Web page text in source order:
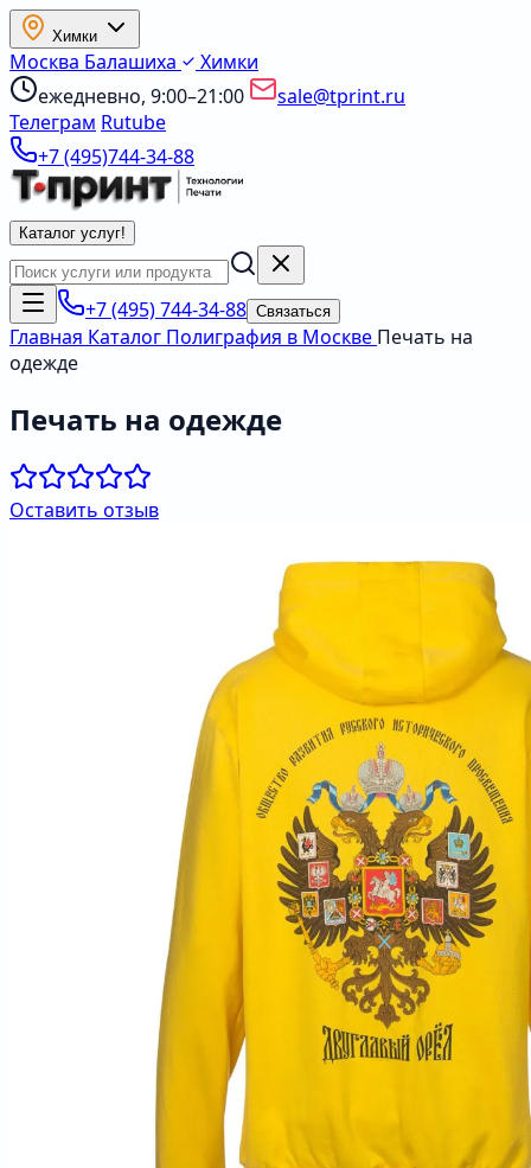
Химки
Москва Балашиха
Химки
ежедневно, 9:00–21:00
sale@tprint.ru
Телеграм Rutube
+7 (495)744-34-88
Каталог услуг!
+7 (495) 744-34-88 Связаться
Главная Каталог Полиграфия в Москве Печать на
одежде
Печать на одежде
Оставить отзыв